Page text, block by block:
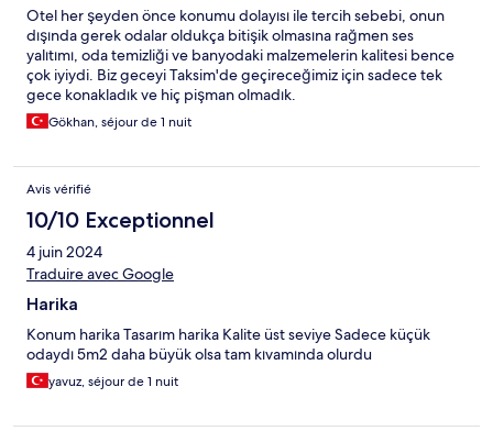
Otel her şeyden önce konumu dolayısı ile tercih sebebi, onun
dışında gerek odalar oldukça bitişik olmasına rağmen ses
yalıtımı, oda temizliği ve banyodaki malzemelerin kalitesi bence
çok iyiydi. Biz geceyi Taksim'de geçireceğimiz için sadece tek
gece konakladık ve hiç pişman olmadık.
Gökhan, séjour de 1 nuit
Avis vérifié
10/10 Exceptionnel
4 juin 2024
Traduire avec Google
Harika
Konum harika Tasarım harika Kalite üst seviye Sadece küçük
odaydı 5m2 daha büyük olsa tam kıvamında olurdu
yavuz, séjour de 1 nuit